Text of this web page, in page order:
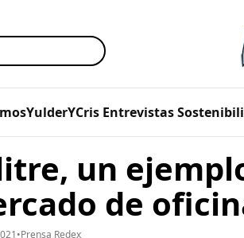
Entrevistas
un
de
•Prensa Redex